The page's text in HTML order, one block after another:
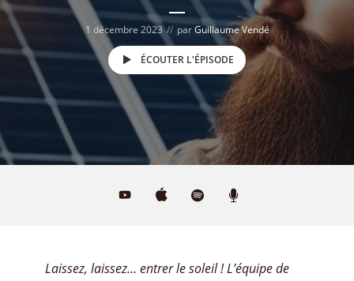
1 décembre 2023 parGuillaume Vendé
ÉCOUTER L'ÉPISODE
Laissez, laissez… entrer le soleil ! L’équipe de